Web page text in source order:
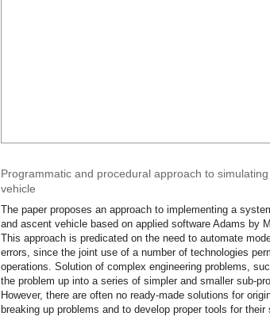
Programmatic and procedural approach to
vehicle
The paper proposes an approach to implementing a
and ascent vehicle based on applied software Adams by
This approach is predicated on the need to automate
errors, since the joint use of a number of technologies
operations. Solution of complex engineering problems,
the problem up into a series of simpler and smaller sub-
However, there are often no ready-made solutions for
breaking up problems and to develop proper tools for their